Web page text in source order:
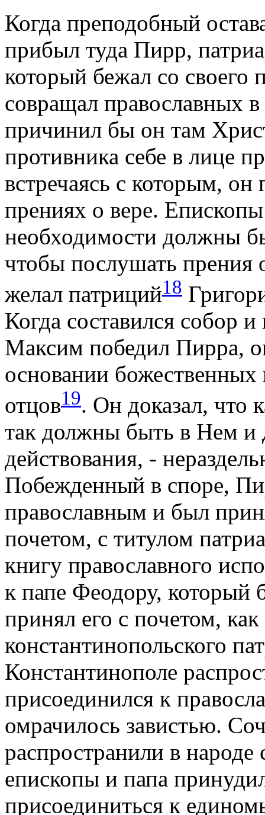
Когда преподобный
прибыл туда Пирр,
который бежал со своего
совращал православных
причинил бы он там
противника себе в лице
встречаясь с которым, он
прениях о вере.
необходимости должны
чтобы послушать прения
желал патриций18
Когда составился собор
Максим победил Пирра,
основании божественных
отцов19. Он доказал, что
так должны быть в Нем и
действования, -
Побежденный в споре,
православным и был
почетом, с титулом
книгу православного
к папе Феодору,
принял его с почетом,
константинопольского
Константинополе
присоединился к
омрачилось завистью.
распространили в
епископы и папа
присоединиться к